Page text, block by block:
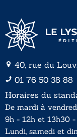
40, rue du
01 76 50 38 88
Horaires du
De mardi à
9h - 12h et 13h30
Lundi, samedi et